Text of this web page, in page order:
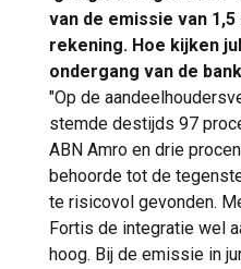
van de emissie van
rekening. Hoe kijken
ondergang van de
"Op de
stemde destijds 97
ABN Amro en drie
behoorde tot de
te risicovol gevonden.
Fortis de integratie wel
hoog. Bij de emissie in